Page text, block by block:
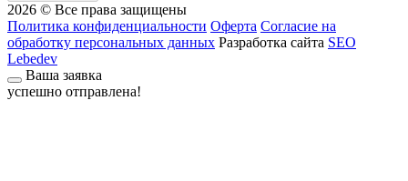
2026 © Все права защищены
Политика конфиденциальности Оферта Согласие на
обработку персональных данных Разработка сайта SEO
Lebedev
Ваша заявка
успешно отправлена!